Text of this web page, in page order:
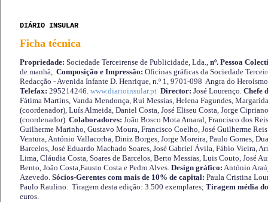
DIÁRIO INSULAR
Ficha técnica
Propriedade: Sociedade Terceirense de Publicidade, Lda., nº. Pessoa
de manhã, Composição e Impressão: Oficinas gráficas da Sociedade
Redacção - Avenida Infante D. Henrique, n.º 1, 9701-098 Angra do
Telefax: 295214246. www.diarioinsular.pt Director: José Lourenço. Chefe
Fátima Martins, Vanda Mendonça, Rui Messias, Helena Fagundes,
(coordenador), Luís Almeida, Daniel Costa, José Eliseu Costa, Jorge
(coordenador). Colaboradores: João Bosco Mota Amaral, Francisco dos
Guilherme Marinho, Gustavo Moura, Francisco Coelho, José Guilherme
Ventura, António Vallacorba, Diniz Borges, Jorge Moreira, Paulo Gomes,
Barcelos, José Eduardo Machado Soares, José Gabriel Ávila, Fábio Vieira,
Lima, Cláudia Costa, Soares de Barcelos, Berto Messias, Luis Couto, José
Bento, João Costa,Fausto Costa e Pedro Alves. Design gráfico: António
Azevedo. Sócios-Gerentes com mais de 10% de capital: Paula Cristina
Paulo Raulino. Tiragem desta edição: 3.500 exemplares; Tiragem média
euros.